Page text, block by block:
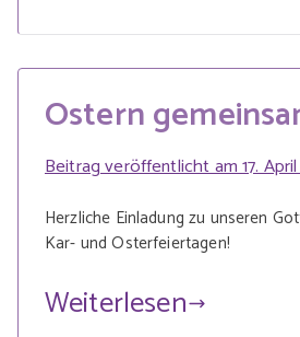
Ostern
Beitrag veröffentlicht am17.
Herzliche Einladung zu unseren
Kar- und Osterfeiertagen!
Weiterlesen